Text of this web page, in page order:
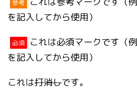
参考
を記入してから使用）
必須
これは必須マークです（
を記入してから使用）
これは打消しです。